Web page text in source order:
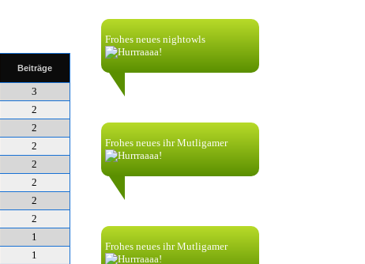
Beiträge
3
2
2
2
2
2
2
2
1
1
Frohes neues nightowls
Frohes neues ihr Mutligamer
Frohes neues ihr Mutligamer